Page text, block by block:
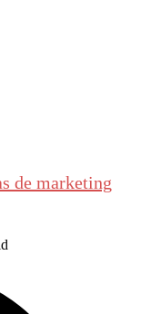
de marketing